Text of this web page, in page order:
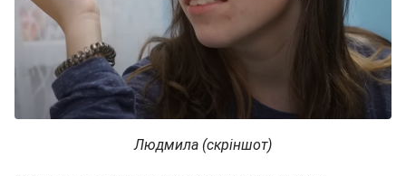
Людмила (скріншот)